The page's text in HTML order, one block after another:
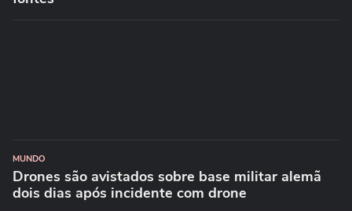
MUNDO
Drones são avistados sobre base militar alemã
dois dias após incidente com drone